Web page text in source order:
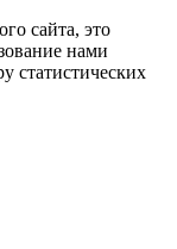
сайта, это
нами
статистических